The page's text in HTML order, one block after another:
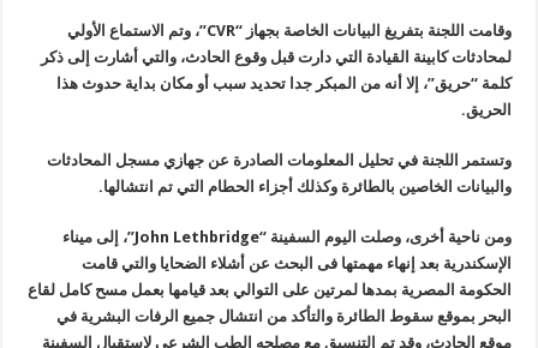
وقامت اللجنة بتفريغ البيانات الخاصة بجهاز “CVR”
، وتم الاستماع الأولي
لمحادثات كابينة القيادة التي دارت قبل وقوع الحادث، والتي أشارت إلى ذكر
كلمة“حريق”، إلا أنه من المبكر جدا تحديد سبب أو مكان بداية حدوث هذا
الحريق.
وتستمر اللجنة في تحليل المعلومات الصادرة عن جهازي مسجل المحادثات
والبيانات الخاصين بالطائرة وكذلك أجزاء الحطام التي تم انتشالها.
ومن ناحية أخرى، وصلت اليوم السفينة “John Lethbridge”
، إلى ميناء
الإسكندرية بعد إنهاء مهمتها فى البحث عن أشلاء الضحايا والتي قامت
الحكومة المصرية بمدها لمرتين على التوالي بعد قيامها بعمل مسح كامل لقاع
البحر بموقع سقوط الطائرة والتأكد من انتشال جميع الرفات البشرية في
موقع الحادث، وقد تم التنسيق مع مصلحه الطب الشرعي لاستقبال السفينة